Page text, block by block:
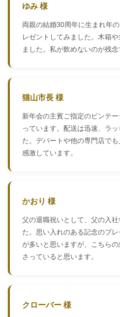
ゆみ 様
両親の結婚30周年に生まれ年
レゼントしてみました。木箱
ました。私が飲めないのが残
猫山市長 様
新年会の主賓ご指定のビンテ
っています。配送は迅速、ラ
た。デパートや他の専門店でも
感激しています。
かおり 様
父の退職祝いとして、父の入
た。思い入れのある記念のプ
が多いと思いますが、こちら
さっていると思います。
クローバー 様